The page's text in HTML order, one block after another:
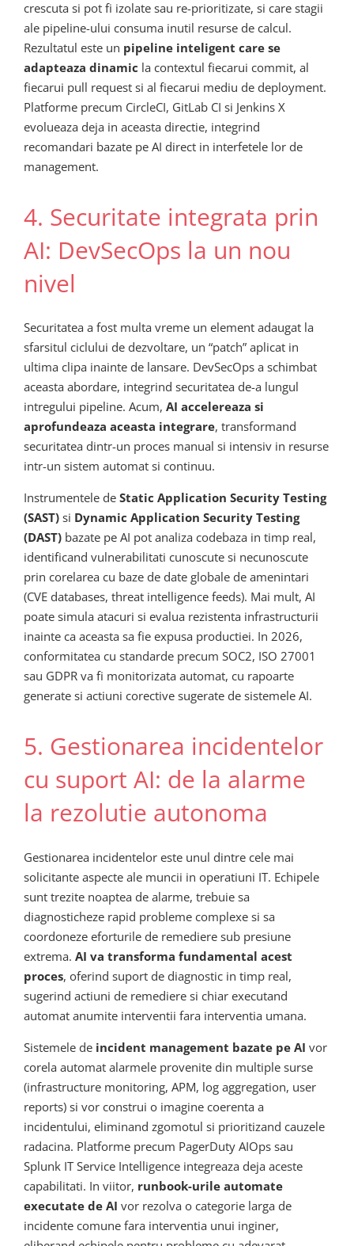
crescuta si pot fi izolate sau re-prioritizate, si care stagii
ale pipeline-ului consuma inutil resurse de calcul.
Rezultatul este un pipeline inteligent care se
adapteaza dinamic la contextul fiecarui commit, al
fiecarui pull request si al fiecarui mediu de deployment.
Platforme precum CircleCI, GitLab CI si Jenkins X
evolueaza deja in aceasta directie, integrind
recomandari bazate pe AI direct in interfetele lor de
management.
4. Securitate integrata prin
AI: DevSecOps la un nou
nivel
Securitatea a fost multa vreme un element adaugat la
sfarsitul ciclului de dezvoltare, un “patch” aplicat in
ultima clipa inainte de lansare. DevSecOps a schimbat
aceasta abordare, integrind securitatea de-a lungul
intregului pipeline. Acum, AI accelereaza si
aprofundeaza aceasta integrare, transformand
securitatea dintr-un proces manual si intensiv in resurse
intr-un sistem automat si continuu.
Instrumentele de Static Application Security Testing
(SAST) si Dynamic Application Security Testing
(DAST) bazate pe AI pot analiza codebaza in timp real,
identificand vulnerabilitati cunoscute si necunoscute
prin corelarea cu baze de date globale de amenintari
(CVE databases, threat intelligence feeds). Mai mult, AI
poate simula atacuri si evalua rezistenta infrastructurii
inainte ca aceasta sa fie expusa productiei. In 2026,
conformitatea cu standarde precum SOC2, ISO 27001
sau GDPR va fi monitorizata automat, cu rapoarte
generate si actiuni corective sugerate de sistemele AI.
5. Gestionarea incidentelor
cu suport AI: de la alarme
la rezolutie autonoma
Gestionarea incidentelor este unul dintre cele mai
solicitante aspecte ale muncii in operatiuni IT. Echipele
sunt trezite noaptea de alarme, trebuie sa
diagnosticheze rapid probleme complexe si sa
coordoneze eforturile de remediere sub presiune
extrema. AI va transforma fundamental acest
proces, oferind suport de diagnostic in timp real,
sugerind actiuni de remediere si chiar executand
automat anumite interventii fara interventia umana.
Sistemele de incident management bazate pe AI vor
corela automat alarmele provenite din multiple surse
(infrastructure monitoring, APM, log aggregation, user
reports) si vor construi o imagine coerenta a
incidentului, eliminand zgomotul si prioritizand cauzele
radacina. Platforme precum PagerDuty AIOps sau
Splunk IT Service Intelligence integreaza deja aceste
capabilitati. In viitor, runbook-urile automate
executate de AI vor rezolva o categorie larga de
incidente comune fara interventia unui inginer,